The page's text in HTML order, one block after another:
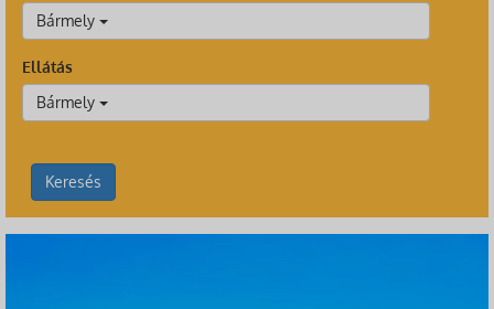
Bármely
Ellátás
Bármely
Keresés